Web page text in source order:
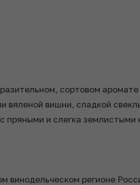
сортовом
вяленой вишни, сладкой
пряными и слегка землистыми
винодельческом регионе